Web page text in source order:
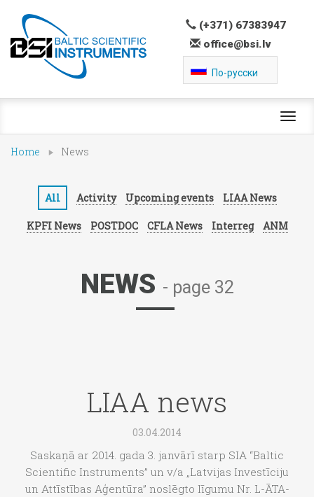
(+371) 67383947
office@bsi.lv
По-русски
Home News
All Activity Upcoming events LIAA News
KPFI News POSTDOC CFLA News Interreg ANM
NEWS - page 32
LIAA news
03.04.2014
Saskaņā ar 2014. gada 3. janvārī starp SIA “Baltic
Scientific Instruments” un v/a „Latvijas Investīciju
un Attīstības Aģentūra” noslēgto līgumu Nr. L-ĀTA-